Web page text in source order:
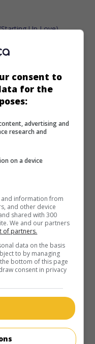
écrans
amour
de Tim Cruz
Tilton
bourreau de travail
transformer les lieux
consent to
for the
advertising and
research and
on a device
information from
and other device
shared with 300
We and our partners
of partners.
data on the basis
to by managing
bottom of this page
consent in privacy